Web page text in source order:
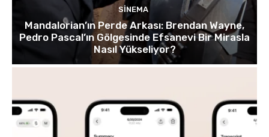
SINEMA
Mandalorian’ın Perde Arkası: Brendan Wayne,
Pedro Pascal’ın Gölgesinde Efsanevi Bir Mirasla
Nasıl Yükseliyor?